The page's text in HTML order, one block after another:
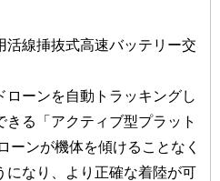
活線挿抜式高速バッテリー交
ローンを自動トラッキングし
る「アクティブ型プラット
ーンが機体を傾けることなく
になり、より正確な着陸が可